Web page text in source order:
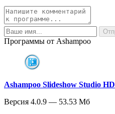
Программы от Ashampoo
Ashampoo Slideshow Studio HD
Версия 4.0.9 — 53.53 Мб